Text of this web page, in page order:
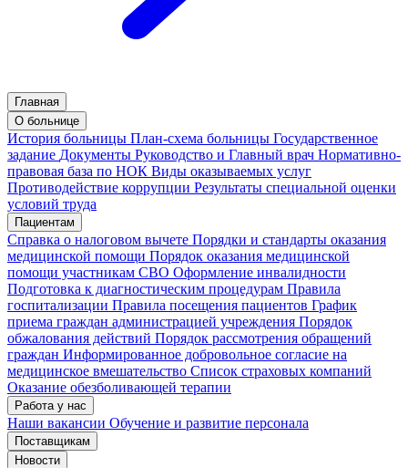
Главная
О больнице
История больницы План-схема больницы Государственное
задание Документы Руководство и Главный врач Нормативно-
правовая база по НОК Виды оказываемых услуг
Противодействие коррупции Результаты специальной оценки
условий труда
Пациентам
Справка о налоговом вычете Порядки и стандарты оказания
медицинской помощи Порядок оказания медицинской
помощи участникам СВО Оформление инвалидности
Подготовка к диагностическим процедурам Правила
госпитализации Правила посещения пациентов График
приема граждан администрацией учреждения Порядок
обжалования действий Порядок рассмотрения обращений
граждан Информированное добровольное согласие на
медицинское вмешательство Список страховых компаний
Оказание обезболивающей терапии
Работа у нас
Наши вакансии Обучение и развитие персонала
Поставщикам
Новости